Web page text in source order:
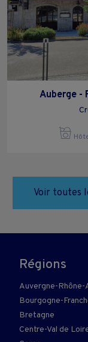
Auberge -
Voir toutes
Régions
Auvergne-Rhône-
Bourgogne-
Bretagne
Centre-Val de